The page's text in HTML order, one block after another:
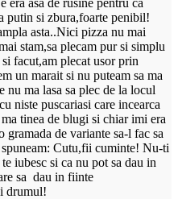
putin si zbura,foarte penibil!
asta..Nici pizza nu mai
stam,sa plecam pur si simplu
facut,am plecat usor prin
un marait si nu puteam sa ma
nu ma lasa sa plec de la locul
niste puscariasi care incearca
tinea de blugi si chiar imi era
de variante sa-l fac sa
Cutu,fii cuminte! Nu-ti
iubesc si ca nu pot sa dau in
sa dau in fiinte
drumul!